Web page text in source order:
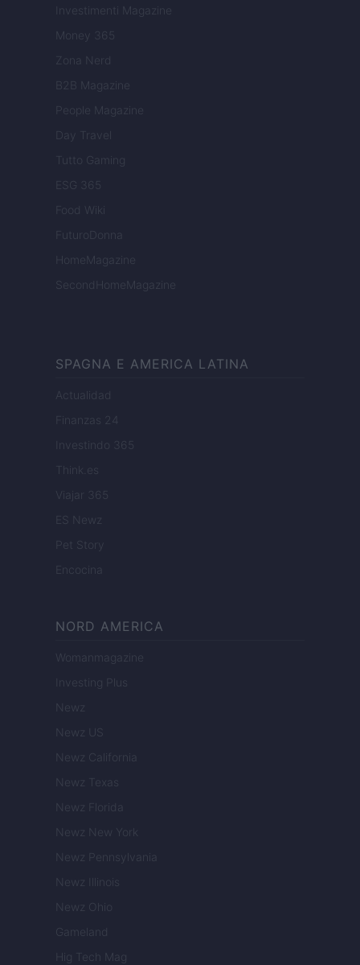
Investimenti Magazine
Money 365
Zona Nerd
B2B Magazine
People Magazine
Day Travel
Tutto Gaming
ESG 365
Food Wiki
FuturoDonna
HomeMagazine
SecondHomeMagazine
SPAGNA E AMERICA LATINA
Actualidad
Finanzas 24
Investindo 365
Think.es
Viajar 365
ES Newz
Pet Story
Encocina
NORD AMERICA
Womanmagazine
Investing Plus
Newz
Newz US
Newz California
Newz Texas
Newz Florida
Newz New York
Newz Pennsylvania
Newz Illinois
Newz Ohio
Gameland
Hig Tech Mag